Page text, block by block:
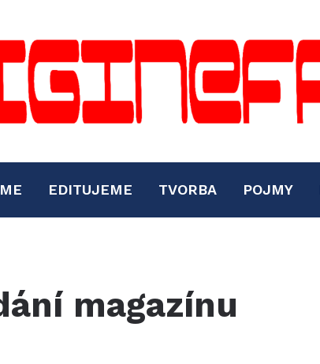
EDITUJEME TVORBA POJMY
magazínu